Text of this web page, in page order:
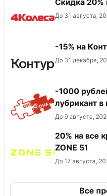
До 31 августа,
-15% на
До 31 декабря,
-1000
лубрикант в
До 9 августа,
20% на все
ZONE 51
До 17 августа,
Все